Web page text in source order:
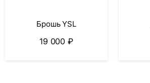
Брошь YSL
19 000₽